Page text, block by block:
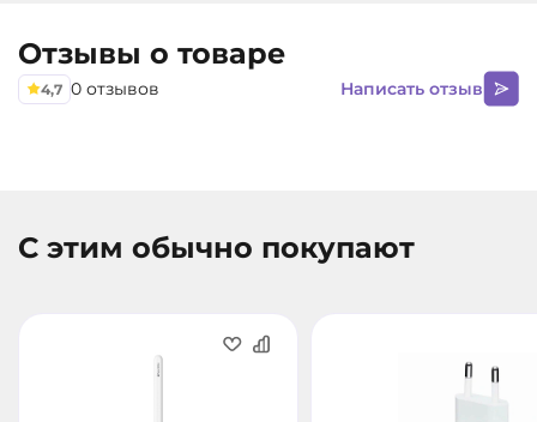
управлением одним касанием.
7352
Отзывы о товаре
4,7 0 отзывов Написать отзыв
С этим обычно покупают